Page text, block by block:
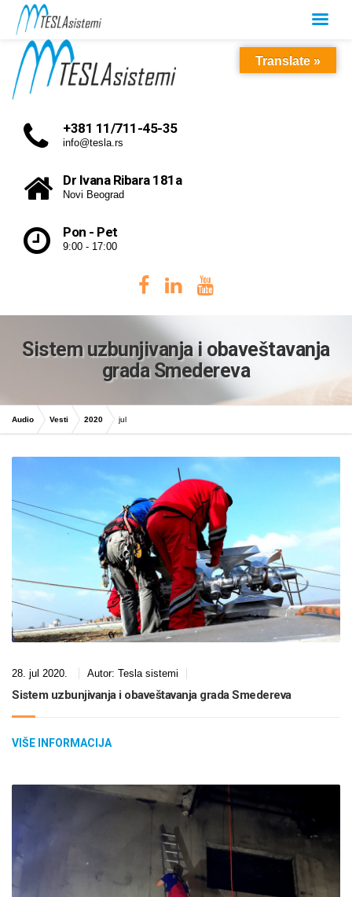
+381 11/711-45-35
info@tesla.rs
Dr Ivana Ribara 181a
Novi Beograd
Pon - Pet
9:00 - 17:00
Sistem uzbunjivanja i obaveštavanja
grada Smedereva
Audio Vesti 2020 jul
28. jul 2020. Autor: Tesla sistemi
Sistem uzbunjivanja i obaveštavanja grada Smedereva
VIŠE INFORMACIJA
Translate »